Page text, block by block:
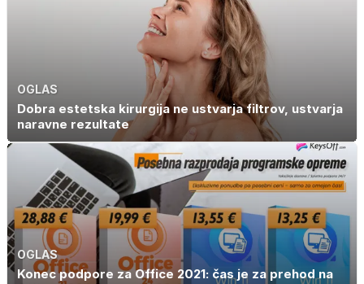
OGLAS
Dobra estetska kirurgija ne ustvarja filtrov, ustvarja
naravne rezultate
OGLAS
Konec podpore za Office 2021: čas je za prehod na